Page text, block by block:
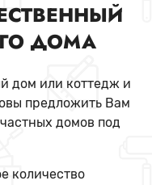
ДОМА
дом или коттедж и
предложить Вам
домов под
количество